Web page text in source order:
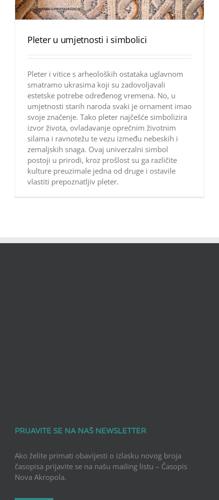
Pleter u umjetnosti i simbolici
Pleter i vitice s arheoloških ostataka uglavnom
smatramo ukrasima koji su zadovoljavali
estetske potrebe određenog vremena. No, u
umjetnosti starih naroda svaki je ornament imao
svoje značenje. Tako pleter najčešće simbolizira
izvor života, ovladavanje oprečnim životnim
silama i ravnotežu te vezu između nebeskih i
zemaljskih snaga. Ovaj univerzalni simbol
postoji u prirodi, kroz prošlost su ga različite
kulture preuzimale jedna od druge i ostavile
vlastiti prepoznatljiv pleter.
PRIJAVITE SE NA NAŠ NEWSLETTER
Ako želite primati obavijesti o izlasku novog broja
časopisa prijavite se na našu mailing listu – Časopis
Nova Akropola.